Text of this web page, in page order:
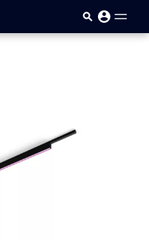
Passar para o conteúdo